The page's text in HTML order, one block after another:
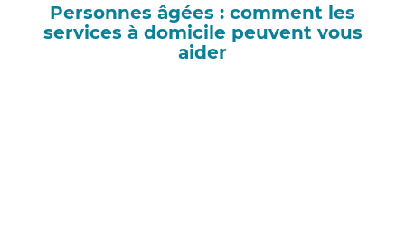
Personnes âgées : comment les
services à domicile peuvent vous
aider